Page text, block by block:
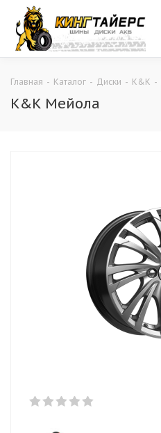
Главная - Каталог - Диски - K&K -
K&K Мейола